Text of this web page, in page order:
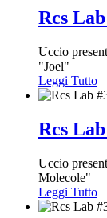
Rcs
Uccio
"Joel"
Leggi Tutto
Rcs
Uccio
Molecole"
Leggi Tutto